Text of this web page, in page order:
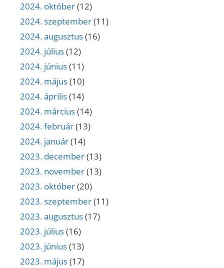
2024. október(12)
2024. szeptember(11)
2024. augusztus(16)
2024. július(12)
2024. június(11)
2024. május(10)
2024. április(14)
2024. március(14)
2024. február(13)
2024. január(14)
2023. december(13)
2023. november(13)
2023. október(20)
2023. szeptember(11)
2023. augusztus(17)
2023. július(16)
2023. június(13)
2023. május(17)